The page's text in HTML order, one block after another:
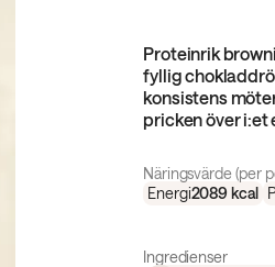
Proteinrik
fyllig
konsistens
pricken över i:et
Näringsvärde (per
Energi2089 kcal
Ingredienser